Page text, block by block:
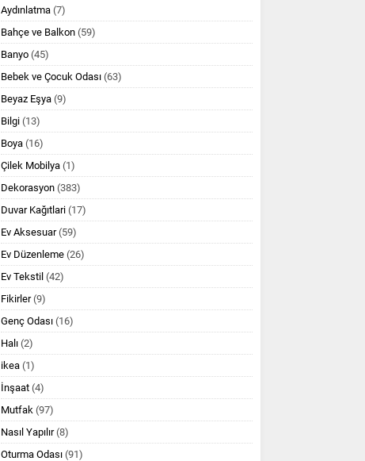
Aydınlatma (7)
Bahçe ve Balkon (59)
Banyo (45)
Bebek ve Çocuk Odası (63)
Beyaz Eşya (9)
Bilgi (13)
Boya (16)
Çilek Mobilya (1)
Dekorasyon (383)
Duvar Kağıtlari (17)
Ev Aksesuar(59)
Ev Düzenleme (26)
Ev Tekstil (42)
Fikirler(9)
Genç Odası (16)
Halı (2)
ikea (1)
İnşaat (4)
Mutfak (97)
Nasıl Yapılır(8)
Oturma Odası (91)